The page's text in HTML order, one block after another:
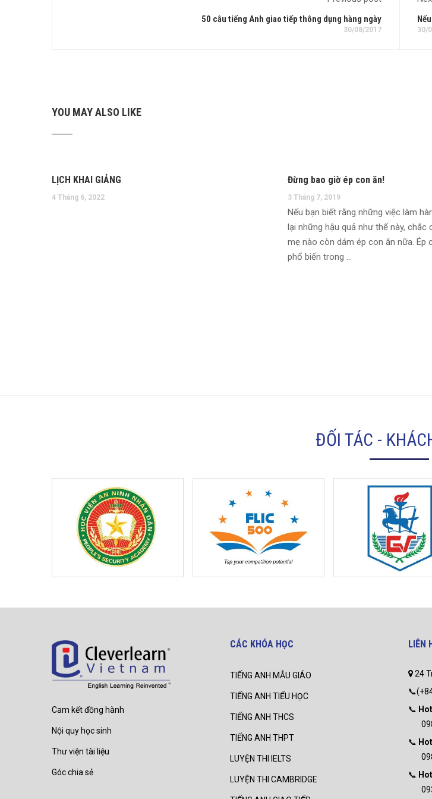
50 câu tiếng Anh giao tiếp thông dụng hàng ngày
30/08/2017 30/
YOU MAY ALSO LIKE
LỊCH KHAI GIẢNG
4 Tháng 6, 2022
Đừng bao giờ ép con ăn!
3 Tháng 7, 2019
Nếu bạn biết rằng những việc làm
lại những hậu quả như thế này, chắc
mẹ nào còn dám ép con ăn nữa. Ép
phổ biến trong …
ĐỐI TÁC -
Cam kết đồng hành
Nội quy học sinh
Thư viện tài liệu
Góc chia sẻ
CÁC KHÓA HỌC
TIẾNG ANH MẪU GIÁO
TIẾNG ANH TIỂU HỌC
TIẾNG ANH THCS
TIẾNG ANH THPT
LUYỆN THI IELTS
LUYỆN THI CAMBRIDGE
LIÊN
24
📞
📞
📞